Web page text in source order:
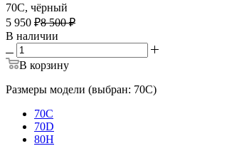
70C, чёрный
5 950 ₽8 500 ₽
В наличии
В корзину
Размеры модели (выбран: 70C)
70C
70D
80H